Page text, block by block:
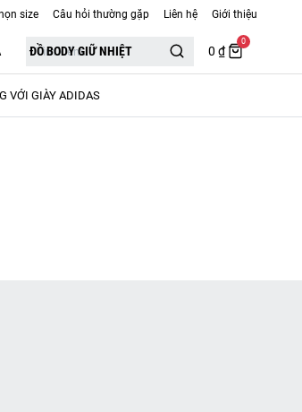
size Câu hỏi thường gặp Liên hệ Giới thiệu
ĐỒ BODY GIỮ NHIỆT 0 ₫
0
VỚI GIÀY ADIDAS